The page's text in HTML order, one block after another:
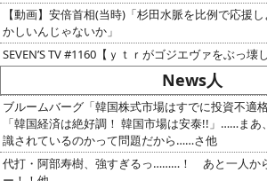
【動画】安倍首相(当時)「杉田水脈を比例で応援
かしいんじゃないか」
SEVEN’S TV #1160【ｙｔｒがゴジエヴァをぶっ壊
News人
ブルームバーグ「韓国株式市場はすでに投資不適
「韓国経済は絶好調！ 韓国市場は安泰!!」……ま
識されているのかって問題だから……さ他
代打・阿部寿樹、強すぎるっ………！ あと一人か